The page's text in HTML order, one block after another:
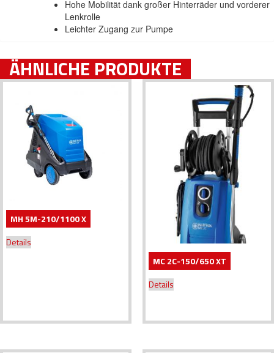
Hohe Mobilität dank großer Hinterräder und vorderer
Lenkrolle
Leichter Zugang zur Pumpe
ÄHNLICHE PRODUKTE
MH 5M-210/1100 X
Details
MC 2C-150/650 XT
Details